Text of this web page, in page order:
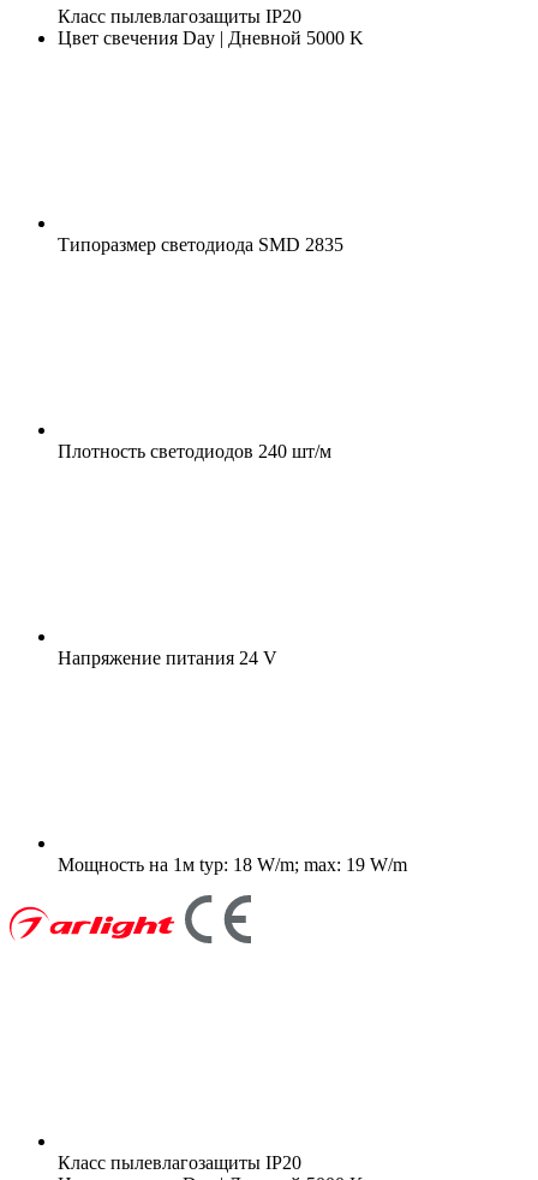
Класс пылевлагозащиты IP20
Цвет свечения Day | Дневной 5000 K
Типоразмер светодиода SMD 2835
Плотность светодиодов 240 шт/м
Напряжение питания 24 V
Мощность на 1м typ: 18 W/m; max: 19 W/m
Класс пылевлагозащиты IP20